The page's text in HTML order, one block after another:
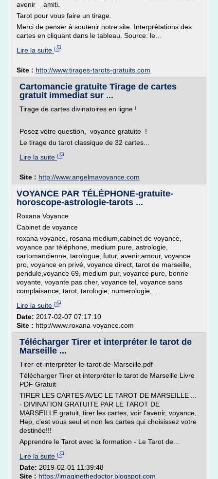
avenir _ amiti.
Tarot pour vous faire un tirage.
Merci de penser à soutenir notre site. Interprétations des
cartes en cliquant dans le tableau. Source: le...
Lire la suite
Site : http://www.tirages-tarots-gratuits.com
Cartomancie gratuite Tirage de cartes
gratuit immediat sur ...
Tirage de cartes divinatoires en ligne !
Posez votre question, voyance gratuite !
Le tirage du tarot classique de 32 cartes...
Lire la suite
Site : http://www.angelmavoyance.com
VOYANCE PAR TÉLÉPHONE-gratuite-
horoscope-astrologie-tarots ...
Roxana Voyance
Cabinet de voyance
roxana voyance, rosana medium,cabinet de voyance,
voyance par téléphone, medium pure, astrologie,
cartomancienne, tarologue, futur, avenir,amour, voyance
pro, voyance en privé, voyance direct, tarot de marseille,
pendule,voyance 69, medium pur, voyance pure, bonne
voyante, voyante pas cher, voyance tel, voyance sans
complaisance, tarot, tarologie, numerologie,...
Lire la suite
Date: 2017-02-07 07:17:10
Site : http://www.roxana-voyance.com
Télécharger Tirer et interpréter le tarot de
Marseille ...
Tirer-et-interpréter-le-tarot-de-Marseille.pdf
Télécharger Tirer et interpréter le tarot de Marseille Livre
PDF Gratuit
TIRER LES CARTES AVEC LE TAROT DE MARSEILLE ...
- DIVINATION GRATUITE PAR LE TAROT DE
MARSEILLE gratuit, tirer les cartes, voir l'avenir, voyance,
Hep, c'est vous seul et non les cartes qui choisissez votre
destinée!!!
Apprendre le Tarot avec la formation - Le Tarot de...
Lire la suite
Date: 2019-02-01 11:39:48
Site : https://imaginethedoctor.blogspot.com